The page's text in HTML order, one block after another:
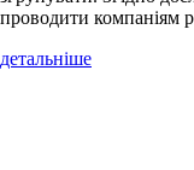
проводити компаніям
детальніше